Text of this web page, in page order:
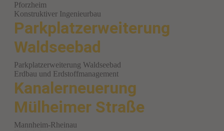
Pforzheim
Konstruktiver Ingenieurbau
Parkplatzerweiterung
Waldseebad
Parkplatzerweiterung Waldseebad
Erdbau und Erdstoffmanagement
Kanalerneuerung
Mülheimer Straße
Mannheim-Rheinau